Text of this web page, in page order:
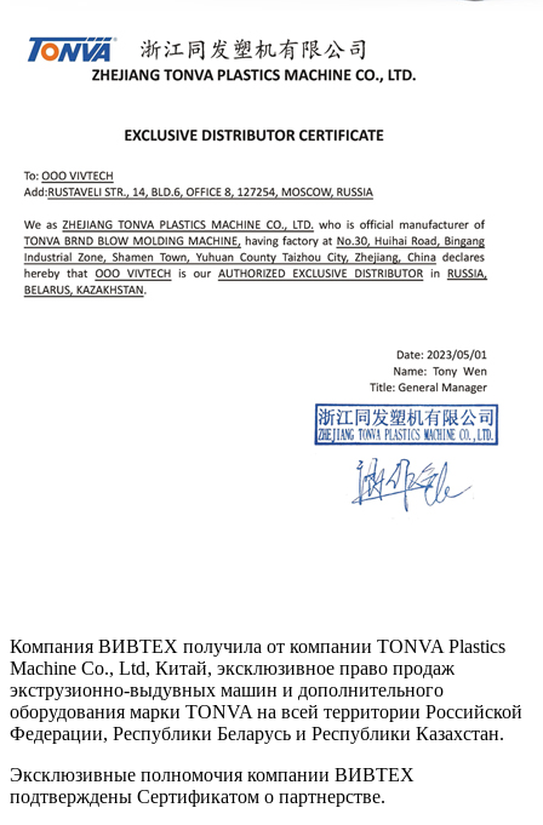
Компания ВИВТЕХ получила от компании TONVA Plastics
Machine Со., Ltd, Китай, эксклюзивное право продаж
экструзионно-выдувных машин и дополнительного
оборудования марки TONVA на всей территории Российской
Федерации, Республики Беларусь и Республики Казахстан.
Эксклюзивные полномочия компании ВИВТЕХ
подтверждены Сертификатом о партнерстве.